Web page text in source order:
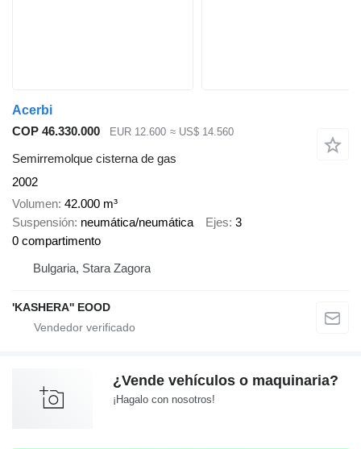
Acerbi
COP 46.330.000
EUR 12.600 ≈ US$ 14.560
Semirremolque cisterna de gas
2002
Volumen 42.000 m³
Suspensión neumática/neumática Ejes 3
0 compartimento
Bulgaria, Stara Zagora
'KASHERA'' EOOD
¿Vende vehículos o maquinaria?
¡Hagalo con nosotros!